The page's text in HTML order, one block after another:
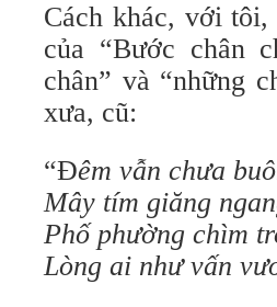
Cách khác, với tôi,
của “Bước chân
chân” và “những
xưa, cũ:
“Ðêm vẫn chưa
Mây tím giăng
Phố phường chìm
Lòng ai như vấn